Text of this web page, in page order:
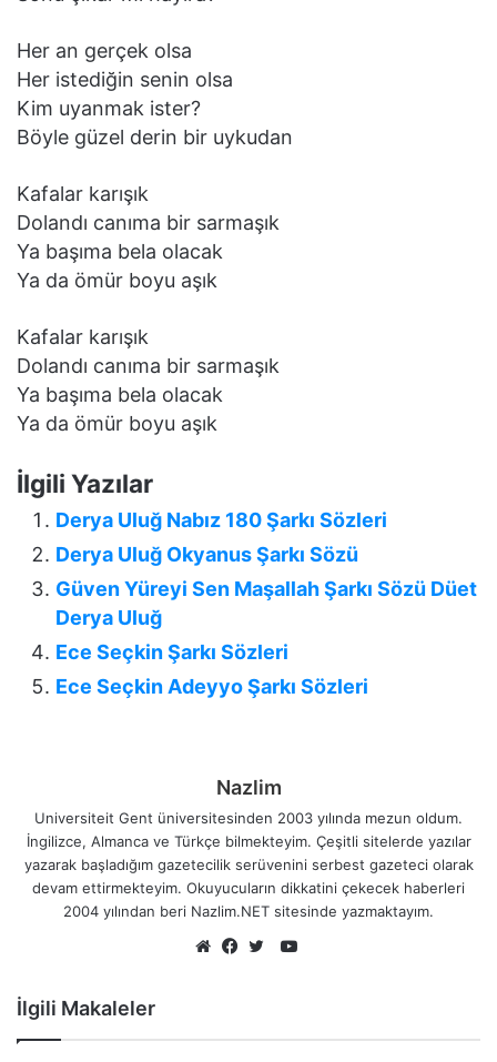
Her an gerçek olsa
Her istediğin senin olsa
Kim uyanmak ister?
Böyle güzel derin bir uykudan
Kafalar karışık
Dolandı canıma bir sarmaşık
Ya başıma bela olacak
Ya da ömür boyu aşık
Kafalar karışık
Dolandı canıma bir sarmaşık
Ya başıma bela olacak
Ya da ömür boyu aşık
İlgili Yazılar
Derya Uluğ Nabız 180 Şarkı Sözleri
Derya Uluğ Okyanus Şarkı Sözü
Güven Yüreyi Sen Maşallah Şarkı Sözü Düet
Derya Uluğ
Ece Seçkin Şarkı Sözleri
Ece Seçkin Adeyyo Şarkı Sözleri
Nazlim
Universiteit Gent üniversitesinden 2003 yılında mezun oldum.
İngilizce, Almanca ve Türkçe bilmekteyim. Çeşitli sitelerde yazılar
yazarak başladığım gazetecilik serüvenini serbest gazeteci olarak
devam ettirmekteyim. Okuyucuların dikkatini çekecek haberleri
2004 yılından beri Nazlim.NET sitesinde yazmaktayım.
YouTube
İlgili Makaleler